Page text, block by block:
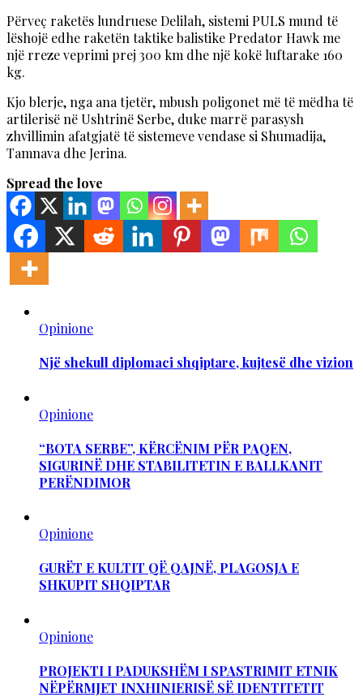
Përveç raketës lundruese Delilah, sistemi PULS mund të
lëshojë edhe raketën taktike balistike Predator Hawk me
një rreze veprimi prej 300 km dhe një kokë luftarake 160
kg.
Kjo blerje, nga ana tjetër, mbush poligonet më të mëdha të
artilerisë në Ushtrinë Serbe, duke marrë parasysh
zhvillimin afatgjatë të sistemeve vendase si Shumadija,
Tamnava dhe Jerina.
Spread the love
Opinione
Një shekull diplomaci shqiptare, kujtesë dhe vizion
Opinione
“BOTA SERBE”, KËRCËNIM PËR PAQEN,
SIGURINË DHE STABILITETIN E BALLKANIT
PERËNDIMOR
Opinione
GURËT E KULTIT QË QAJNË, PLAGOSJA E
SHKUPIT SHQIPTAR
Opinione
PROJEKTI I PADUKSHËM I SPASTRIMIT ETNIK
NËPËRMJET INXHINIERISË SË IDENTITETIT